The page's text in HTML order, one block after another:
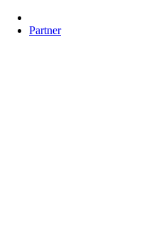
Partner